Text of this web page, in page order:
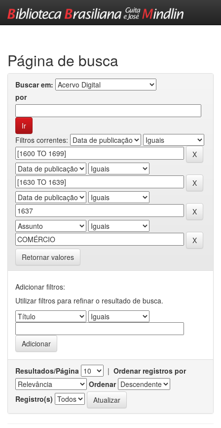
Página de busca
Buscar em:
por
Filtros correntes:
Retornar valores
Adicionar filtros:
Utilizar filtros para refinar o resultado de busca.
Resultados/Página | Ordenar registros por
Ordenar
Registro(s)